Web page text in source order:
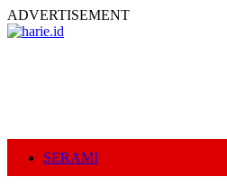
ADVERTISEMENT
SERAMI